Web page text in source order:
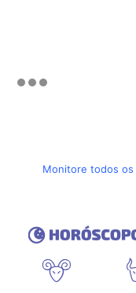
Monitore todos os